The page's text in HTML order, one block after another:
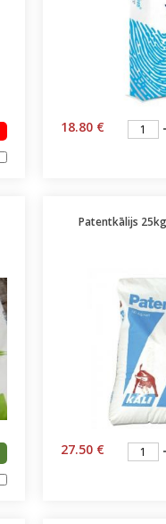
18.80 €
Patentkālijs
27.50 €